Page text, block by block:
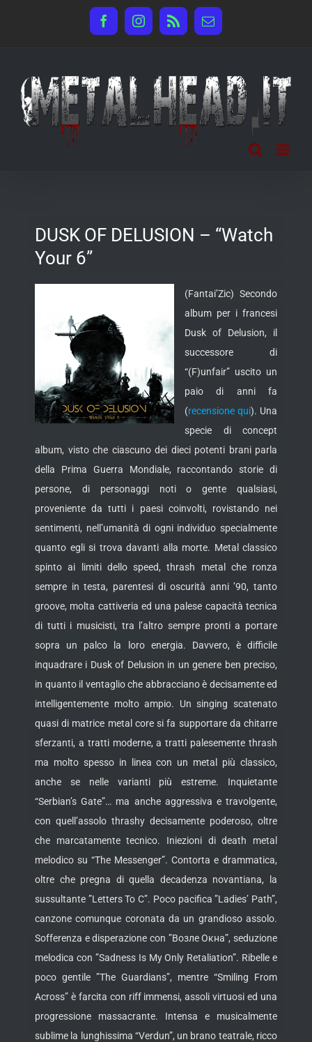
FacebookInstagram
Rss Email
DUSK OF DELUSION – “Watch
Your 6”
(Fantai’Zic) Secondo
album per i francesi
Dusk of Delusion, il
successore di
“(F)unfair” uscito un
paio di anni fa
(recensione qui). Una
specie di concept
album, visto che ciascuno dei dieci potenti brani parla
della Prima Guerra Mondiale, raccontando storie di
persone, di personaggi noti o gente qualsiasi,
proveniente da tutti i paesi coinvolti, rovistando nei
sentimenti, nell’umanità di ogni individuo specialmente
quanto egli si trova davanti alla morte. Metal classico
spinto ai limiti dello speed, thrash metal che ronza
sempre in testa, parentesi di oscurità anni ’90, tanto
groove, molta cattiveria ed una palese capacità tecnica
di tutti i musicisti, tra l’altro sempre pronti a portare
sopra un palco la loro energia. Davvero, è difficile
inquadrare i Dusk of Delusion in un genere ben preciso,
in quanto il ventaglio che abbracciano è decisamente ed
intelligentemente molto ampio. Un singing scatenato
quasi di matrice metal core si fa supportare da chitarre
sferzanti, a tratti moderne, a tratti palesemente thrash
ma molto spesso in linea con un metal più classico,
anche se nelle varianti più estreme. Inquietante
“Serbian’s Gate”… ma anche aggressiva e travolgente,
con quell’assolo thrashy decisamente poderoso, oltre
che marcatamente tecnico. Iniezioni di death metal
melodico su “The Messenger”. Contorta e drammatica,
oltre che pregna di quella decadenza novantiana, la
sussultante ”Letters To C”. Poco pacifica ”Ladies’ Path”,
canzone comunque coronata da un grandioso assolo.
Sofferenza e disperazione con ”Возле Окна”, seduzione
melodica con ”Sadness Is My Only Retaliation”. Ribelle e
poco gentile ”The Guardians”, mentre “Smiling From
Across” è farcita con riff immensi, assoli virtuosi ed una
progressione massacrante. Intensa e musicalmente
sublime la lunghissima “Verdun”, un brano teatrale, ricco